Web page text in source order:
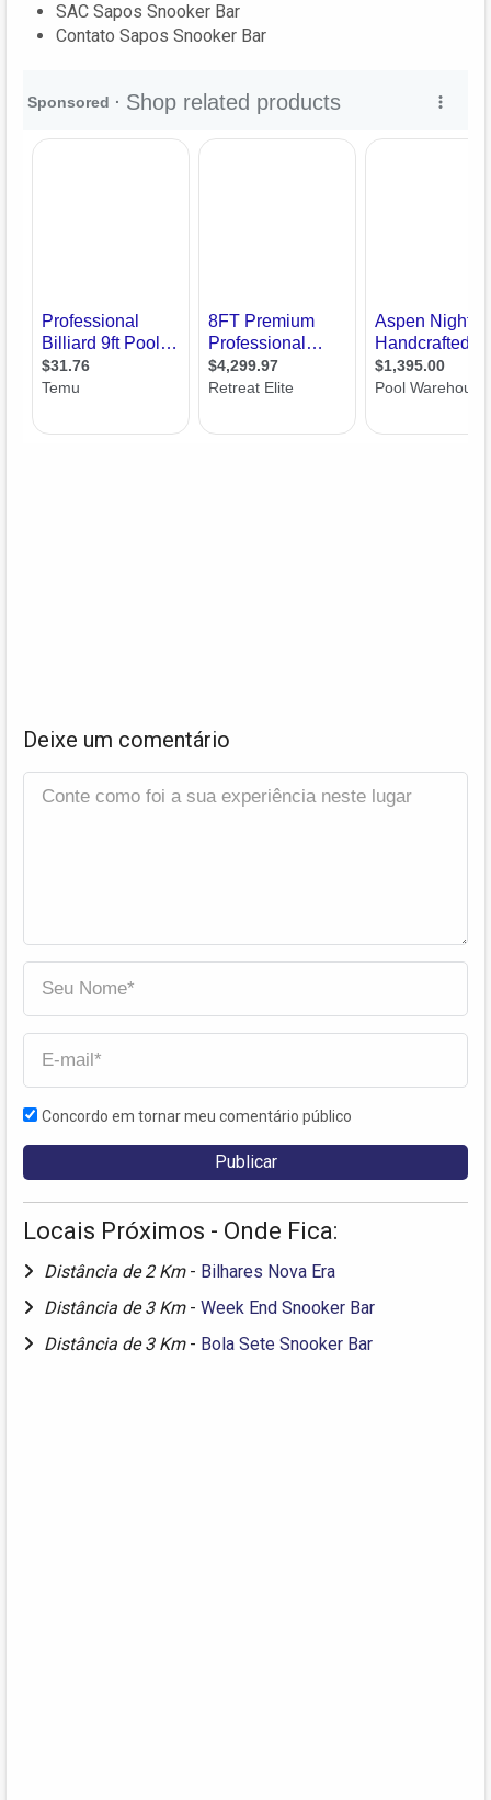
SAC Sapos Snooker Bar
Contato Sapos Snooker Bar
Deixe um comentário
Concordo em tornar meu comentário público
Locais Próximos - Onde Fica:
Distância de 2 Km - Bilhares Nova Era
Distância de 3 Km - Week End Snooker Bar
Distância de 3 Km - Bola Sete Snooker Bar